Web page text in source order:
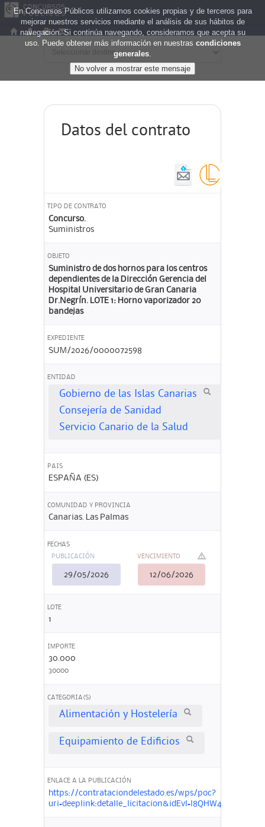
Datos del contrato
TIPO DE CONTRATO
Concurso.
Suministros
OBJETO
Suministro de dos hornos para los centros
dependientes de la Dirección Gerencia del
Hospital Universitario de Gran Canaria
Dr.Negrín. LOTE 1: Horno vaporizador 20
bandejas
EXPEDIENTE
SUM/2026/0000072598
ENTIDAD
Gobierno de las Islas Canarias
Consejería de Sanidad
Servicio Canario de la Salud
PAIS
ESPAÑA (ES)
COMUNIDAD Y PROVINCIA
Canarias. Las Palmas
FECHAS
PUBLICACIÓN
29/05/2026
VENCIMIENTO
12/06/2026
LOTE
1
IMPORTE
30.000
30000
CATEGORIA(S)
Alimentación y Hostelería
Equipamiento de Edificios
ENLACE A LA PUBLICACIÓN
https://contrataciondelestado.es/wps/poc?
En Concursos Públicos utilizamos cookies propias y de terceros para
mejorar nuestros servicios mediante el análisis de sus hábitos de
navegación. Si continúa navegando, consideramos que acepta su
uso. Puede obtener más información en nuestras condiciones
generales.